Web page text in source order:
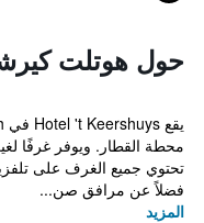
حول هوتلت
محطة القطار. ويوفر غرفًا
تحتوي جميع الغرف على
فضلاً عن مرافق صن...
المزيد